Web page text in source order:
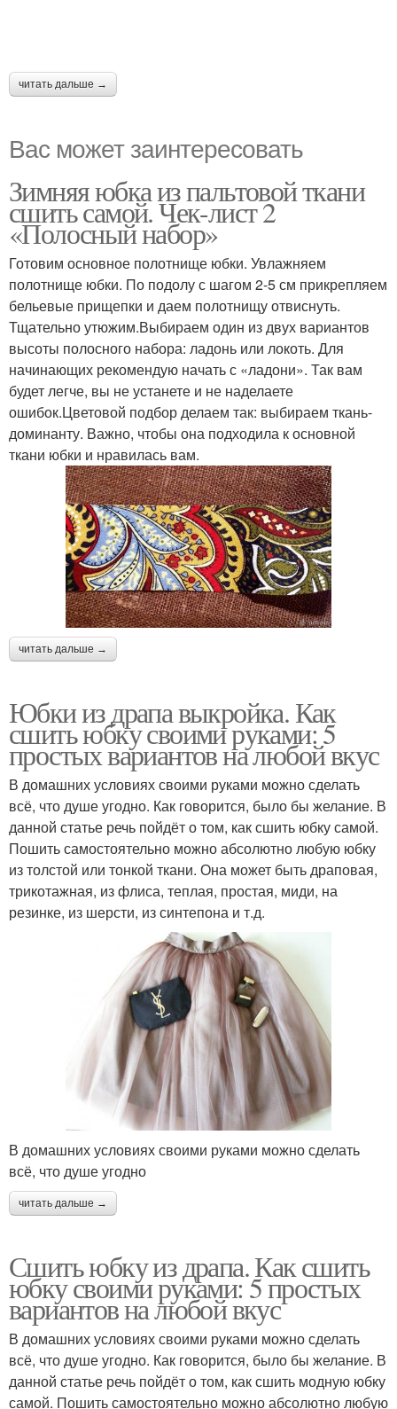
читать дальше →
Вас может заинтересовать
Зимняя юбка из пальтовой ткани
сшить самой. Чек-лист 2
«Полосный набор»
Готовим основное полотнище юбки. Увлажняем
полотнище юбки. По подолу с шагом 2-5 см прикрепляем
бельевые прищепки и даем полотнищу отвиснуть.
Тщательно утюжим.Выбираем один из двух вариантов
высоты полосного набора: ладонь или локоть. Для
начинающих рекомендую начать с «ладони». Так вам
будет легче, вы не устанете и не наделаете
ошибок.Цветовой подбор делаем так: выбираем ткань-
доминанту. Важно, чтобы она подходила к основной
ткани юбки и нравилась вам.
читать дальше →
Юбки из драпа выкройка. Как
сшить юбку своими руками: 5
простых вариантов на любой вкус
В домашних условиях своими руками можно сделать
всё, что душе угодно. Как говорится, было бы желание. В
данной статье речь пойдёт о том, как сшить юбку самой.
Пошить самостоятельно можно абсолютно любую юбку
из толстой или тонкой ткани. Она может быть драповая,
трикотажная, из флиса, теплая, простая, миди, на
резинке, из шерсти, из синтепона и т.д.
В домашних условиях своими руками можно сделать
всё, что душе угодно
читать дальше →
Сшить юбку из драпа. Как сшить
юбку своими руками: 5 простых
вариантов на любой вкус
В домашних условиях своими руками можно сделать
всё, что душе угодно. Как говорится, было бы желание. В
данной статье речь пойдёт о том, как сшить модную юбку
самой. Пошить самостоятельно можно абсолютно любую